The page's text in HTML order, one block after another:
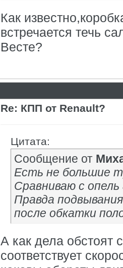
Как
встречается течь
Весте?
Re: КПП от Renault?
Цитата:
Сообщение от
Есть не большие
Сравниваю с
Правда
после обкатки
А как дела обстоят
соответствует